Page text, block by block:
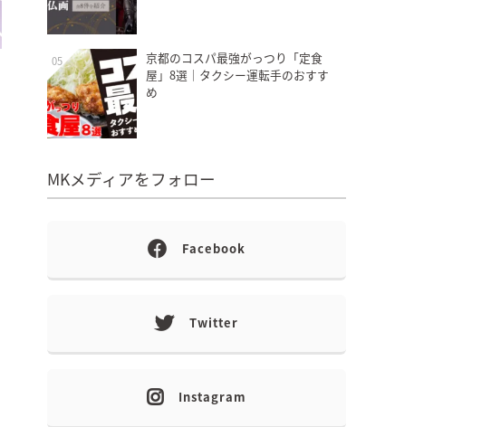
05
京都のコスパ最強がっつり「定食
屋」8選｜タクシー運転手のおすす
め
MKメディアをフォロー
Facebook
Twitter
Instagram